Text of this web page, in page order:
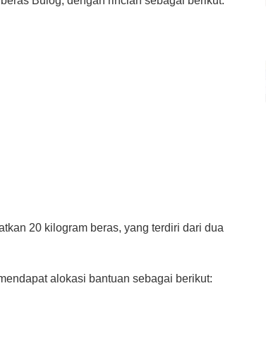
20 kilogram beras, yang terdiri dari dua
alokasi bantuan sebagai berikut: